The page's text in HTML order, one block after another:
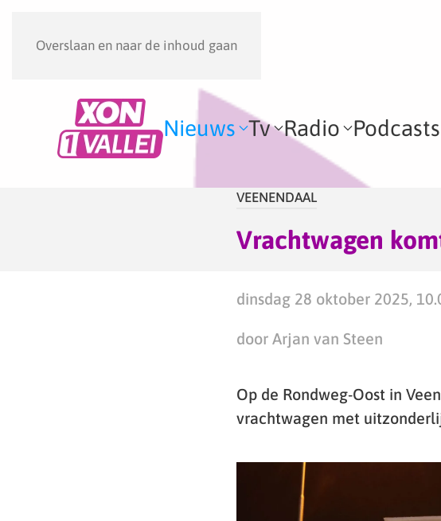
Overslaan en naar de inhoud gaan
Nieuws Tv Radio Podcasts
VEENENDAAL
Vrachtwagen
dinsdag 28 oktober 2025,
door Arjan van Steen
Op de Rondweg-Oost in
vrachtwagen met